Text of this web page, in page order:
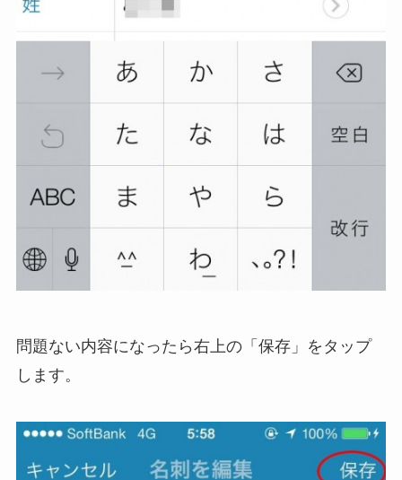
問題ない内容になったら右上の「保存」をタップ
します。